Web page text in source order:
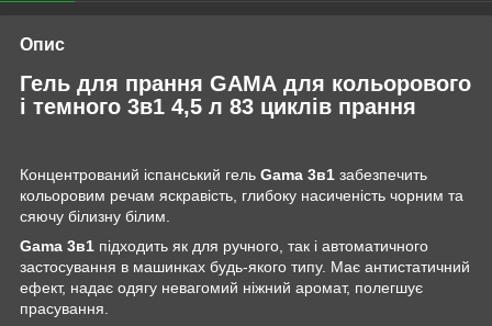
Опис
Гель для прання GAMA для кольорового
і темного 3в1 4,5 л 83 циклів прання
Концентрований іспанський гель Gama 3в1 забезпечить
кольоровим речам яскравість, глибоку насиченість чорним та
сяючу білизну білим.
Gama 3в1 підходить як для ручного, так і автоматичного
застосування в машинках будь-якого типу. Має антистатичний
ефект, надає одягу невагомий ніжний аромат, полегшує
прасування.